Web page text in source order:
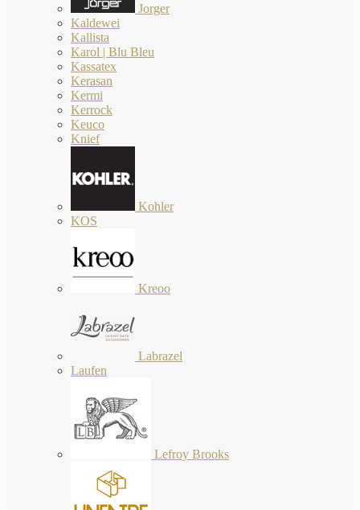
Jorger
Kaldewei
Kallista
Karol | Blu Bleu
Kassatex
Kerasan
Kermi
Kerrock
Keuco
Knief
Kohler
KOS
Kreoo
Labrazel
Laufen
Lefroy Brooks